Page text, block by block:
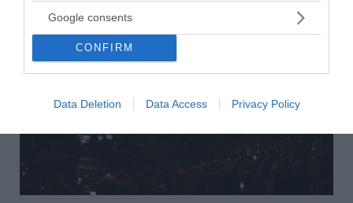
Google consents
CONFIRM
Data Deletion Data Access Privacy Policy